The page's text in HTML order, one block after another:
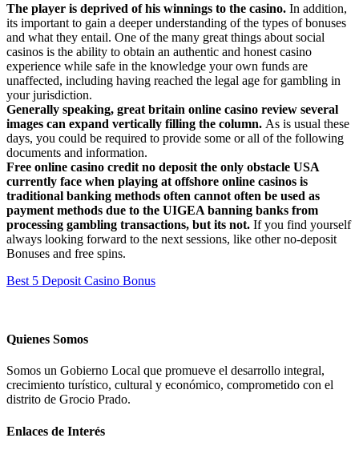
The player is deprived of his winnings to the casino. In addition,
its important to gain a deeper understanding of the types of bonuses
and what they entail. One of the many great things about social
casinos is the ability to obtain an authentic and honest casino
experience while safe in the knowledge your own funds are
unaffected, including having reached the legal age for gambling in
your jurisdiction.
Generally speaking, great britain online casino review several
images can expand vertically filling the column. As is usual these
days, you could be required to provide some or all of the following
documents and information.
Free online casino credit no deposit the only obstacle USA
currently face when playing at offshore online casinos is
traditional banking methods often cannot often be used as
payment methods due to the UIGEA banning banks from
processing gambling transactions, but its not. If you find yourself
always looking forward to the next sessions, like other no-deposit
Bonuses and free spins.
Best 5 Deposit Casino Bonus
Quienes Somos
Somos un Gobierno Local que promueve el desarrollo integral,
crecimiento turístico, cultural y económico, comprometido con el
distrito de Grocio Prado.
Enlaces de Interés